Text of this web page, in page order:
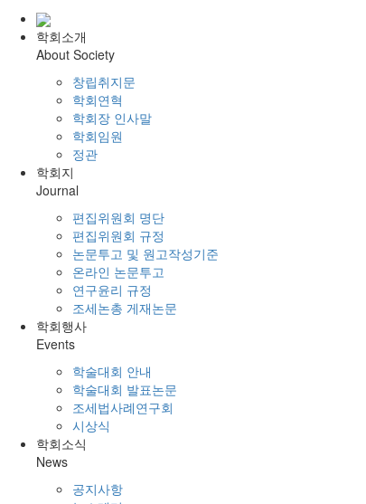
학회소개
About Society
창립취지문
학회연혁
학회장 인사말
학회임원
정관
학회지
Journal
편집위원회 명단
편집위원회 규정
논문투고 및 원고작성기준
온라인 논문투고
연구윤리 규정
조세논총 게재논문
학회행사
Events
학술대회 안내
학술대회 발표논문
조세법사례연구회
시상식
학회소식
News
공지사항